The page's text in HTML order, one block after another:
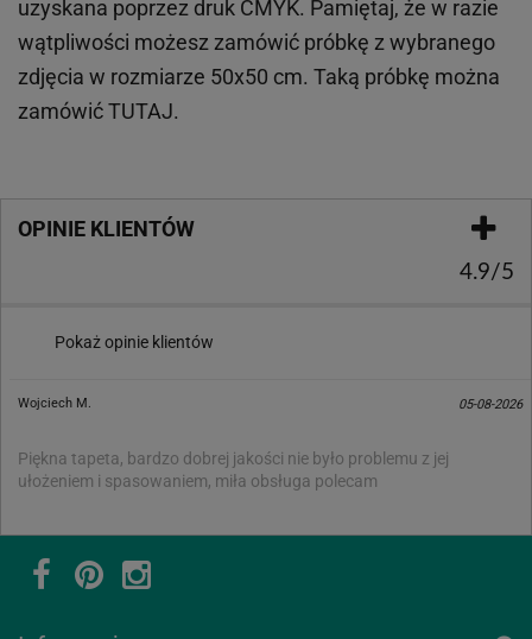
uzyskana poprzez druk CMYK. Pamiętaj, że w razie
wątpliwości możesz zamówić próbkę z wybranego
zdjęcia w rozmiarze 50x50 cm. Taką próbkę można
zamówićTUTAJ.
OPINIE KLIENTÓW
4.9/5
Pokaż opinie klientów
Wojciech M. 05-08-2026
Piękna tapeta, bardzo dobrej jakości nie było problemu z jej
ułożeniem i spasowaniem, miła obsługa polecam